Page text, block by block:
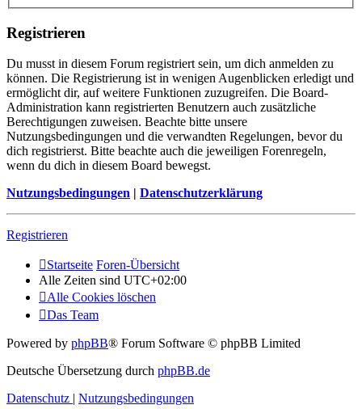
Registrieren
Du musst in diesem Forum registriert sein, um dich anmelden zu
können. Die Registrierung ist in wenigen Augenblicken erledigt und
ermöglicht dir, auf weitere Funktionen zuzugreifen. Die Board-
Administration kann registrierten Benutzern auch zusätzliche
Berechtigungen zuweisen. Beachte bitte unsere
Nutzungsbedingungen und die verwandten Regelungen, bevor du
dich registrierst. Bitte beachte auch die jeweiligen Forenregeln,
wenn du dich in diesem Board bewegst.
Nutzungsbedingungen | Datenschutzerklärung
Registrieren
Startseite Foren-Übersicht
Alle Zeiten sind UTC+02:00
Alle Cookies löschen
Das Team
Powered by phpBB® Forum Software © phpBB Limited
Deutsche Übersetzung durch phpBB.de
Datenschutz | Nutzungsbedingungen